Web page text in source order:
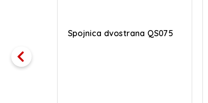
Spojnica dvostrana QS075